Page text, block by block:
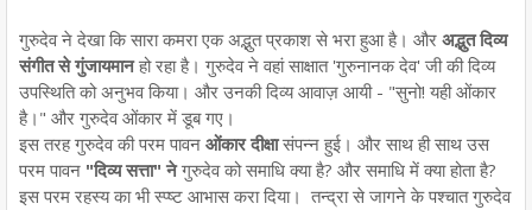
गुरुदेव ने देखा कि सारा कमरा एक अद्भुत प्रकाश से भरा हुआ है। और अद्भुत दिव्य
संगीत से गुंजायमानहो रहा है। गुरुदेव ने वहां साक्षात 'गुरुनानक देव' जी की दिव्य
उपस्थिति को अनुभव किया। और उनकी दिव्य आवाज़ आयी - "सुनो! यही ओंकार
है।" और गुरुदेव ओंकार में डूब गए।
इस तरह गुरुदेव की परम पावन ओंकार दीक्षासंपन्न हुई। और साथ ही साथ उस
परम पावन "दिव्य सत्ता" नेगुरुदेव को समाधि क्या है? और समाधि में क्या होता है?
इस परम रहस्य का भी स्प्ष्ट आभास करा दिया। तन्द्रा से जागने के पश्चात गुरुदेव